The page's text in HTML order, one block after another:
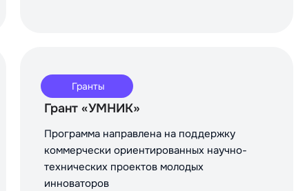
Гранты
Грант «УМНИК»
Программа направлена на поддержку
коммерчески ориентированных научно-
технических проектов молодых
инноваторов